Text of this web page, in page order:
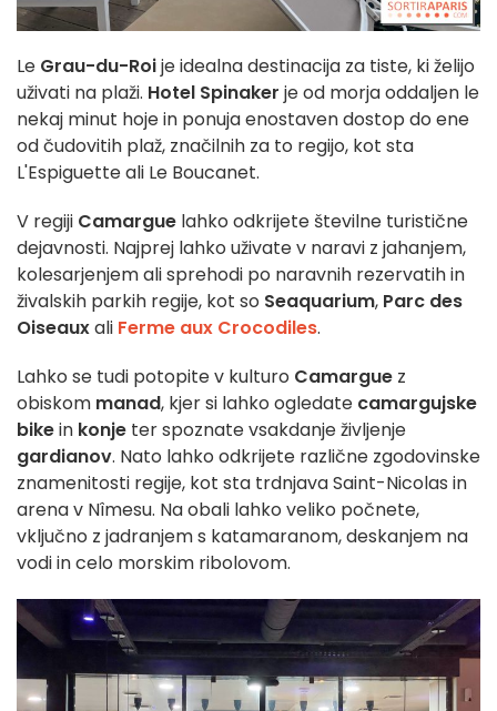
Le Grau-du-Roije idealna destinacija za tiste, ki želijo
uživati na plaži. Hotel Spinaker je od morja oddaljen le
nekaj minut hoje in ponuja enostaven dostop do ene
od čudovitih plaž, značilnih za to regijo, kot sta
L'Espiguette ali Le Boucanet.
V regiji Camargue lahko odkrijete številne turistične
dejavnosti. Najprej lahko uživate v naravi z jahanjem,
kolesarjenjem ali sprehodi po naravnih rezervatih in
živalskih parkih regije, kot so Seaquarium, Parc des
Oiseauxali Ferme aux Crocodiles.
Lahko se tudi potopite v kulturo Camargue z
obiskom manad, kjer si lahko ogledate camargujske
bikein konje ter spoznate vsakdanje življenje
gardianov. Nato lahko odkrijete različne zgodovinske
znamenitosti regije, kot sta trdnjava Saint-Nicolas in
arena v Nîmesu. Na obali lahko veliko počnete,
vključno z jadranjem s katamaranom, deskanjem na
vodi in celo morskim ribolovom.